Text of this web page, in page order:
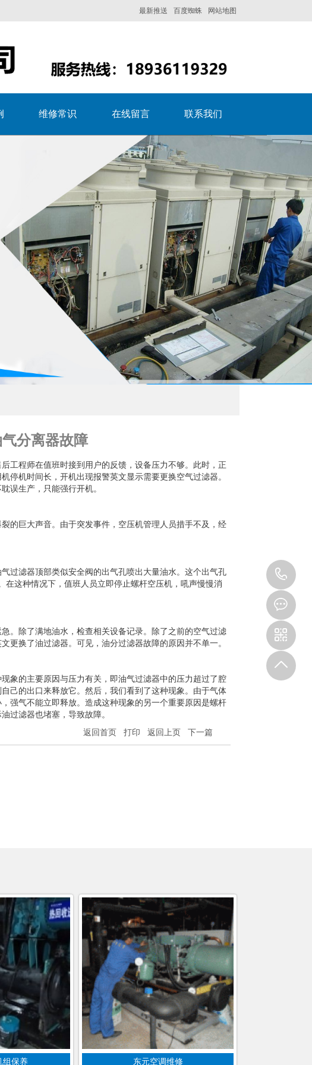
网站地图
百度蜘蛛
最新推送
维修常识 在线留言 联系我们
分离器故障
工程师在值班时接到用户的反馈，设备压力不够。此时，正
停机时间长，开机出现报警英文显示需要更换空气过滤器。
误生产，只能强行开机。
的巨大声音。由于突发事件，空压机管理人员措手不及，经
过滤器顶部类似安全阀的出气孔喷出大量油水。这个出气孔
这种情况下，值班人员立即停止螺杆空压机，吼声慢慢消
。除了满地油水，检查相关设备记录。除了之前的空气过滤
更换了油过滤器。可见，油分过滤器故障的原因并不单一。
象的主要原因与压力有关，即油气过滤器中的压力超过了腔
己的出口来释放它。然后，我们看到了这种现象。由于气体
强气不能立即释放。造成这种现象的另一个重要原因是螺杆
过滤器也堵塞，导致故障。
返回首页
打印 返回上页 下一篇
组保养 东元空调维修